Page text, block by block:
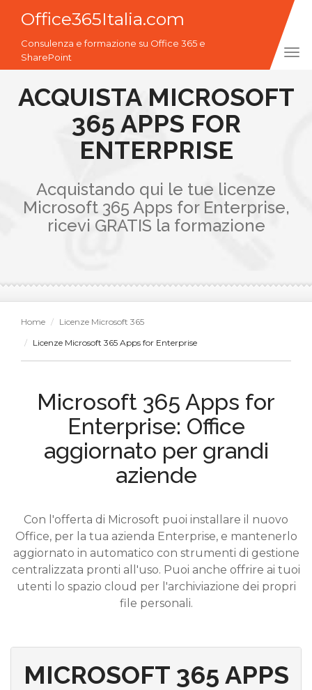
Office365Italia.com
Consulenza e formazione su Office 365 e
SharePoint
ACQUISTA MICROSOFT
365 APPS FOR
ENTERPRISE
Acquistando qui le tue licenze
Microsoft 365 Apps for Enterprise,
ricevi GRATIS la formazione
Home
Licenze Microsoft 365
Licenze Microsoft 365 Apps for Enterprise
Microsoft 365 Apps for
Enterprise: Office
aggiornato per grandi
aziende
Con l'offerta di Microsoft puoi installare il nuovo
Office, per la tua azienda Enterprise, e mantenerlo
aggiornato in automatico con strumenti di gestione
centralizzata pronti all'uso. Puoi anche offrire ai tuoi
utenti lo spazio cloud per l'archiviazione dei propri
file personali.
MICROSOFT 365 APPS